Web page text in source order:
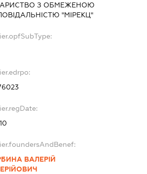
З ОБМЕЖЕНОЮ
"МІРЕКЦ"
ВАЛЕРІЙ